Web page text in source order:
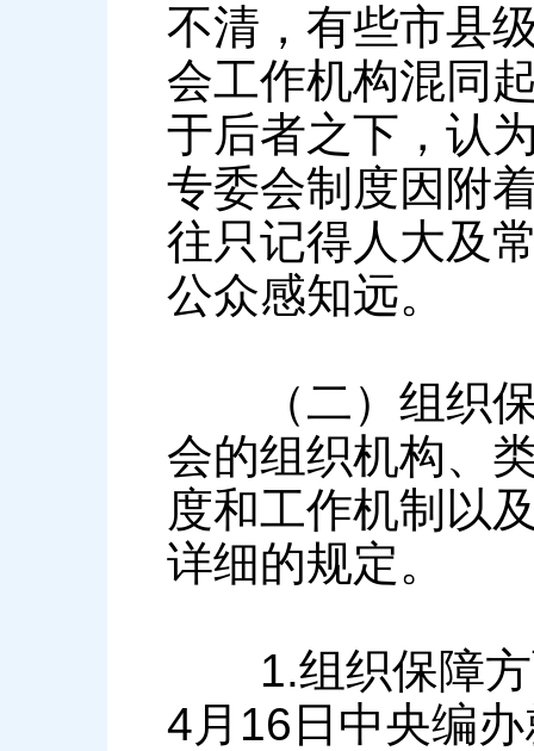
不清，有些市县
会工作机构混同
于后者之下，认
专委会制度因附
往只记得人大及
公众感知远。
（二）组织保
会的组织机构、
度和工作机制以
详细的规定。
1.组织保障方
4月16日中央编